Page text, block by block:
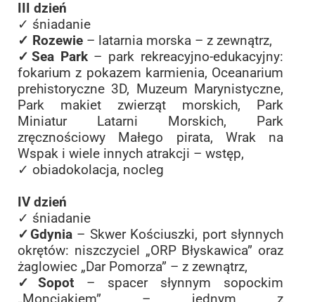
III dzień
✓ śniadanie
✓ Rozewie – latarnia morska – z zewnątrz,
✓Sea Park – park rekreacyjno-edukacyjny:
fokarium z pokazem karmienia, Oceanarium
prehistoryczne 3D, Muzeum Marynistyczne,
Park makiet zwierząt morskich, Park
Miniatur Latarni Morskich, Park
zręcznościowy Małego pirata, Wrak na
Wspak i wiele innych atrakcji – wstęp,
✓ obiadokolacja, nocleg
IV dzień
✓ śniadanie
✓Gdynia– Skwer Kościuszki, port słynnych
okrętów: niszczyciel „ORP Błyskawica” oraz
żaglowiec „Dar Pomorza” – z zewnątrz,
✓Sopot – spacer słynnym sopockim